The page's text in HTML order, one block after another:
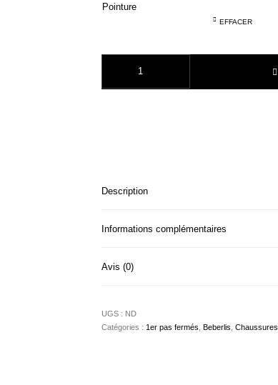
Pointure
EFFACER
Description
Informations complémentaires
Avis (0)
UGS : ND
Catégories : 1er pas fermés Beberlis Chaussures